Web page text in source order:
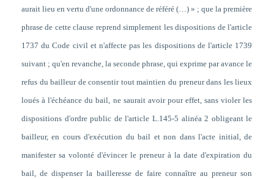
aurait lieu en vertu d'une ordonnance de référé (…) » ; que la première
phrase de cette clause reprend simplement les dispositions de l'article
1737 du Code civil et n'affecte pas les dispositions de l'article 1739
suivant ; qu'en revanche, la seconde phrase, qui exprime par avance le
refus du bailleur de consentir tout maintien du preneur dans les lieux
loués à l'échéance du bail, ne saurait avoir pour effet, sans violer les
dispositions d'ordre public de l'article L.145-5 alinéa 2 obligeant le
bailleur, en cours d'exécution du bail et non dans l'acte initial, de
manifester sa volonté d'évincer le preneur à la date d'expiration du
bail, de dispenser la bailleresse de faire connaître au preneur son